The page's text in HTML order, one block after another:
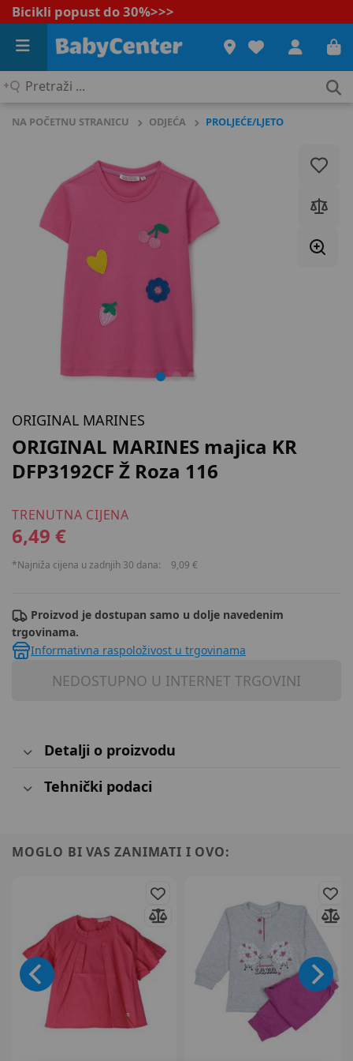
Bicikli popust do 30%>>>
Pretraži
NA POČETNU STRANICU ODJEĆA PROLJEĆE/LJETO
ORIGINAL MARINES
ORIGINAL MARINES majica KR
DFP3192CF Ž Roza 116
TRENUTNA CIJENA
6,49 €
*Najniža cijena u zadnjih 30 dana: 9,09 €
Proizvod je dostupan samo u dolje navedenim
trgovinama.
Informativna raspoloživost u trgovinama
NEDOSTUPNO U INTERNET TRGOVINI
Detalji o proizvodu
Tehnički podaci
MOGLO BI VAS ZANIMATI I OVO: